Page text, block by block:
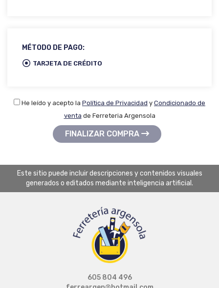
MÉTODO DE PAGO:
TARJETA DE CRÉDITO
He leído y acepto la Política de Privacidad y Condicionado de
venta de Ferreteria Argensola
FINALIZAR COMPRA
Este sitio puede incluir descripciones y contenidos visuales
generados o editados mediante inteligencia artificial.
605 804 496